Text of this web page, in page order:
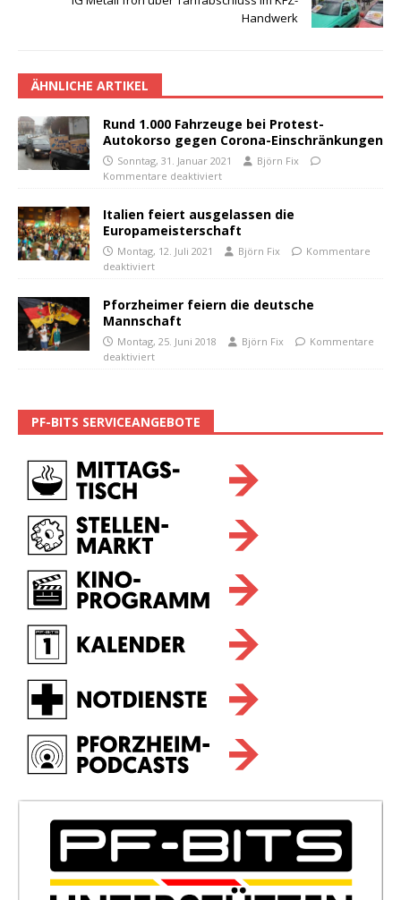
Handwerk
ÄHNLICHE ARTIKEL
Rund 1.000 Fahrzeuge bei Protest-
Autokorso gegen Corona-Einschränkungen
Sonntag, 31. Januar 2021
Björn Fix
Kommentare deaktiviert
Italien feiert ausgelassen die
Europameisterschaft
Montag, 12. Juli 2021 Björn Fix
Kommentare
deaktiviert
Pforzheimer feiern die deutsche
Mannschaft
Montag, 25. Juni 2018 Björn Fix
Kommentare
deaktiviert
PF-BITS SERVICEANGEBOTE